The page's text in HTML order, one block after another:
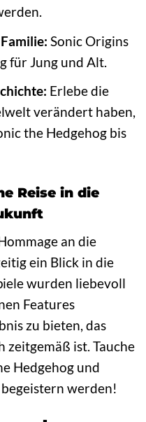
Sonic Origins
für Jung und Alt.
Erlebe die
verändert haben,
the Hedgehog bis
Reise in die
an die
ein Blick in die
wurden liebevoll
Features
zu bieten, das
zeitgemäß ist. Tauche
Hedgehog und
werden!